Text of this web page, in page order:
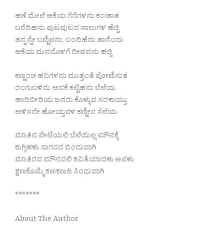
ಹಣೆ ಮೇಲೆ ಆಕೆಯ ಗೆರೆಗಳನು ಕಂಡಾತ
ಬರೆದಿಹನು ಪುಟಪುಟದ ಸಾಲುಗಳ ಹೆಚ್ಚಿ
ತನ್ನನ್ನೇ ಬಣ್ಣಿಪನು, ಬಂದಿಹೆನು ತಾನೆಂದು
ಆಕೆಯ ಮನದೊಳಗೆ ದೀಪವನು ಹಚ್ಚಿ
ಕಣ್ಣಂಚ ಹನಿಗಳನು ಮುತ್ತಂತೆ ಪೋಣಿಸುತ
ರಂಗುಬಳಿದು ಅದಕೆ ಕಟ್ಟಿಹನು ಬೆಲೆಯ
ಹಾದಿಬೀದಿಯ ಜನರು ಕೊಳ್ಳುವ ಸರಕಾಯ್ತು
ಅಳಿಸದೇ ಹೋಯ್ತವಳ ಕಣ್ಣೀರ ಸೆಲೆಯ
ಮಾತಿನ ಪೇಟೆಯಲಿ ಬೆಲೆಯಿಲ್ಲ ಮೌನಕ್ಕೆ
ಕುಗ್ಗಿಹಳು ಸಾಗರದ ಬಿಂದುವಾಗಿ
ಮಾತಿರದ ಮೌನದಲಿ ಕವಿತೆಯಾದಳು ಅವಳು
ಕ್ಷಣಕೊಮ್ಮೆ ಕಣಕಣದಿ ಸಿಂಧುವಾಗಿ
*******
About The Author